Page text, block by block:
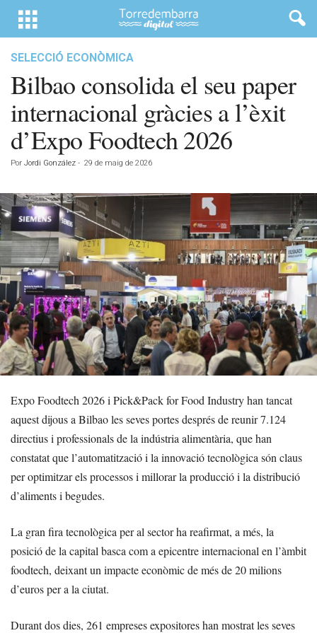
SELECCIÓ ECONÒMICA
Bilbao consolida el seu paper
internacional gràcies a l’èxit
d’Expo Foodtech 2026
Por Jordi González - 29 de maig de 2026
Expo Foodtech 2026 i Pick&Pack for Food Industry han tancat
aquest dijous a Bilbao les seves portes després de reunir 7.124
directius i professionals de la indústria alimentària, que han
constatat que l’automatització i la innovació tecnològica són claus
per optimitzar els processos i millorar la producció i la distribució
d’aliments i begudes.
La gran fira tecnològica per al sector ha reafirmat, a més, la
posició de la capital basca com a epicentre internacional en l’àmbit
foodtech, deixant un impacte econòmic de més de 20 milions
d’euros per a la ciutat.
Durant dos dies, 261 empreses expositores han mostrat les seves